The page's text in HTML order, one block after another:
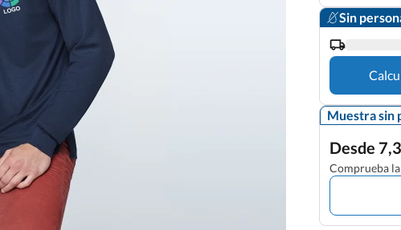
Sin
Muestra sin
Desde
Comprueba